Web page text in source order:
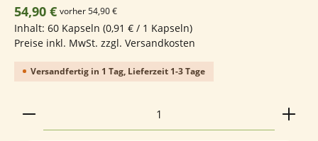
Regulärer Preis:
54,90 € vorher 54,90 €
Inhalt: 60 Kapseln (0,91 € / 1 Kapseln)
Preise inkl. MwSt. zzgl. Versandkosten
Versandfertig in 1 Tag, Lieferzeit 1-3 Tage
Produkt Anzahl: Gib den gewünschten Wert ein